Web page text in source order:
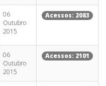
06
Outubro
2015
Acessos: 2083
06
Outubro
2015
Acessos: 2101